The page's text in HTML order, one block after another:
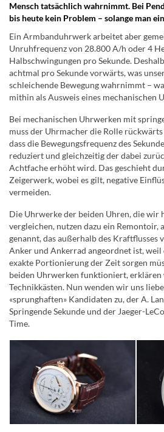
Mensch tatsächlich wahrnimmt. Bei
bis heute kein Problem – solange man
Ein Armbanduhrwerk arbeitet aber
Unruhfrequenz von 28.800 A/h oder 4
Halbschwingungen pro Sekunde.
achtmal pro Sekunde vorwärts, was
schleichende Bewegung wahrnimmt –
mithin als Ausweis eines mechanischen
Bei mechanischen Uhrwerken mit
muss der Uhrmacher die Rolle
dass die Bewegungsfrequenz des
reduziert und gleichzeitig der dabei
Achtfache erhöht wird. Das geschieht
Zeigerwerk, wobei es gilt, negative
vermeiden.
Die Uhrwerke der beiden Uhren, die wir
vergleichen, nutzen dazu ein Remontoir,
genannt, das außerhalb des Kraftflusses
Anker und Ankerrad angeordnet ist,
exakte Portionierung der Zeit sorgen
beiden Uhrwerken funktioniert, erklären
Technikkästen. Nun wenden wir uns
«sprunghaften» Kandidaten zu, der A.
Springende Sekunde und der Jaeger-
Time.